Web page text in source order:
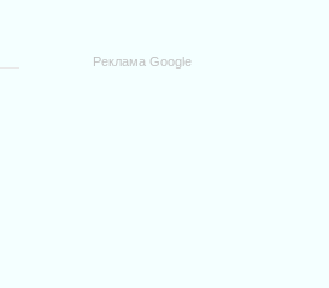
Реклама Google